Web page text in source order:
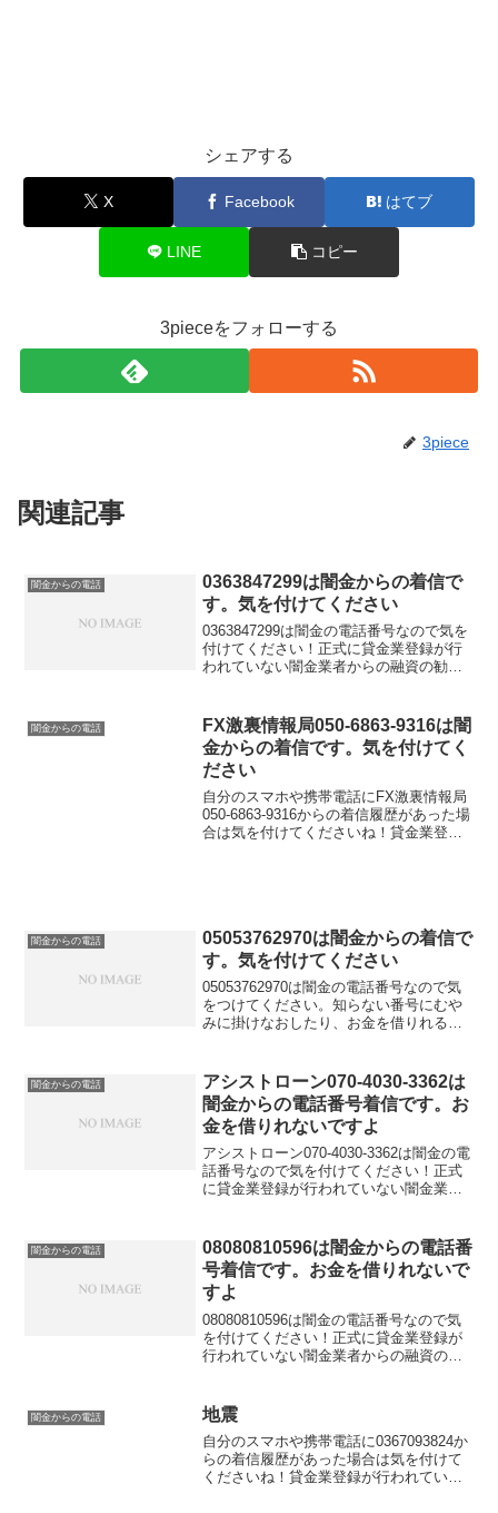
シェアする
X Facebook はてブ
LINE コピー
3pieceをフォローする
3piece
関連記事
闇金からの電話
0363847299は闇金からの着信で
す。気を付けてください
0363847299は闇金の電話番号なので気を
付けてください！正式に貸金業登録が行
われていない闇金業者からの融資の勧誘
らすぐにご融資可能なので条件だけでも
聞いてください...
闇金からの電話
FX激裏情報局050-6863-9316は闇
金からの着信です。気を付けてく
ださい
自分のスマホや携帯電話にFX激裏情報局
050-6863-9316からの着信履歴があった場
合は気を付けてくださいね！貸金業登録
闇金からの電話
05053762970は闇金からの着信で
す。気を付けてください
05053762970は闇金の電話番号なので気
をつけてください。知らない番号にむや
みに掛けなおしたり、お金を借りれると
庁に貸金業登録していないこの電話番号
はキャッシングの勧誘に利用してはいけ
ないと法律で定められています。
闇金からの電話
アシストローン070-4030-3362は
闇金からの電話番号着信です。お
金を借りれないですよ
アシストローン070-4030-3362は闇金の電
話番号なので気を付けてください！正式
に貸金業登録が行われていない闇金業者
ょうか？」「今ならすぐにご融資可能な
ので条件だ...
闇金からの電話
08080810596は闇金からの電話番
号着信です。お金を借りれないで
すよ
08080810596は闇金の電話番号なので気
を付けてください！正式に貸金業登録が
行われていない闇金業者からの融資の勧
「今ならすぐにご融資可能なので条件だ
けでも聞いてくださ...
闇金からの電話 地震
自分のスマホや携帯電話に0367093824か
らの着信履歴があった場合は気を付けて
くださいね！貸金業登録が行われていな